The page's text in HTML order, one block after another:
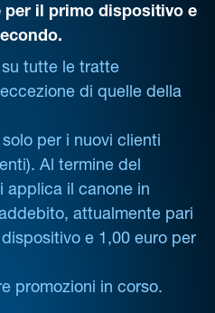
per il primo dispositivo e
tutte le tratte
di quelle della
per i nuovi clienti
Al termine del
applica il canone in
attualmente pari
e 1,00 euro per
promozioni in corso.